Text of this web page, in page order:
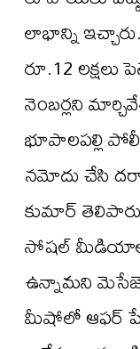
లాభాన్ని
రూ.12
నెంబర్లని
భూపాలపల్లి
నమోదు చేసి
కుమార్
సోషల్ మీడియాలో
ఉన్నామని
మీషోలో ఆఫర్